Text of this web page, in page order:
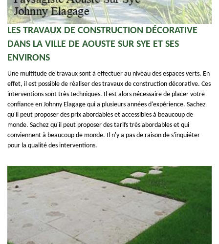
LES TRAVAUX DE CONSTRUCTION DÉCORATIVE
DANS LA VILLE DE AOUSTE SUR SYE ET SES
ENVIRONS
Une multitude de travaux sont à effectuer au niveau des espaces verts. En
effet, il est possible de réaliser des travaux de construction décorative. Ces
interventions sont très techniques. Il est alors nécessaire de placer votre
confiance en Johnny Elagage qui a plusieurs années d'expérience. Sachez
qu'il peut proposer des prix abordables et accessibles à beaucoup de
monde. Sachez qu'il peut proposer des tarifs très abordables et qui
conviennent à beaucoup de monde. Il n'y a pas de raison de s'inquiéter
pour la qualité des interventions.